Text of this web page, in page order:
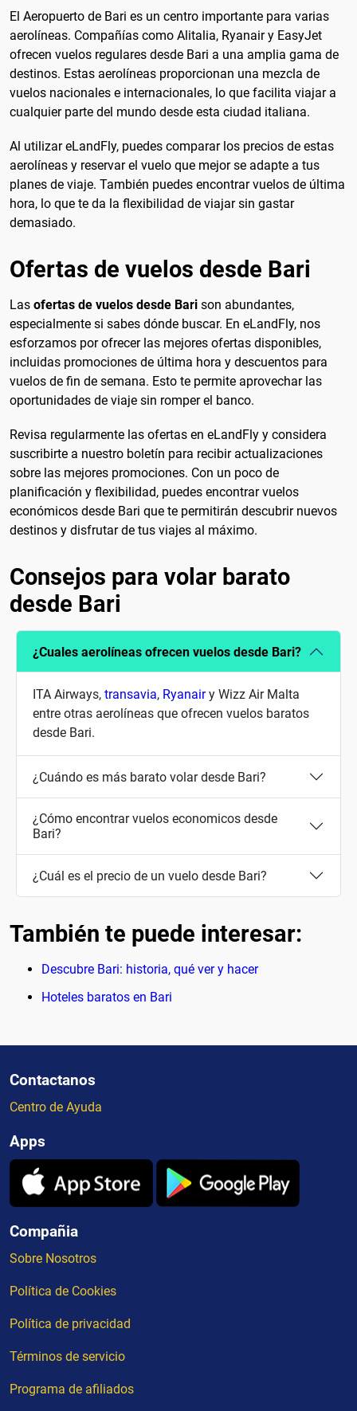
El Aeropuerto de Bari es un centro importante para varias
aerolíneas. Compañías como Alitalia, Ryanair y EasyJet
ofrecen vuelos regulares desde Bari a una amplia gama de
destinos. Estas aerolíneas proporcionan una mezcla de
vuelos nacionales e internacionales, lo que facilita viajar a
cualquier parte del mundo desde esta ciudad italiana.
Al utilizar eLandFly, puedes comparar los precios de estas
aerolíneas y reservar el vuelo que mejor se adapte a tus
planes de viaje. También puedes encontrar vuelos de última
hora, lo que te da la flexibilidad de viajar sin gastar
demasiado.
Ofertas de vuelos desde Bari
Las ofertas de vuelos desde Bari son abundantes,
especialmente si sabes dónde buscar. En eLandFly, nos
esforzamos por ofrecer las mejores ofertas disponibles,
incluidas promociones de última hora y descuentos para
vuelos de fin de semana. Esto te permite aprovechar las
oportunidades de viaje sin romper el banco.
Revisa regularmente las ofertas en eLandFly y considera
suscribirte a nuestro boletín para recibir actualizaciones
sobre las mejores promociones. Con un poco de
planificación y flexibilidad, puedes encontrar vuelos
económicos desde Bari que te permitirán descubrir nuevos
destinos y disfrutar de tus viajes al máximo.
Consejos para volar barato
desde Bari
¿Cuales aerolíneas ofrecen vuelos desde Bari?
ITA Airways, transavia, Ryanairy Wizz Air Malta
entre otras aerolíneas que ofrecen vuelos baratos
desde Bari.
¿Cuándo es más barato volar desde Bari?
¿Cómo encontrar vuelos economicos desde
Bari?
¿Cuál es el precio de un vuelo desde Bari?
También te puede interesar:
Descubre Bari: historia, qué ver y hacer
Hoteles baratos en Bari
Contactanos
Centro de Ayuda
Apps
Compañia
Sobre Nosotros
Política de Cookies
Política de privacidad
Términos de servicio
Programa de afiliados